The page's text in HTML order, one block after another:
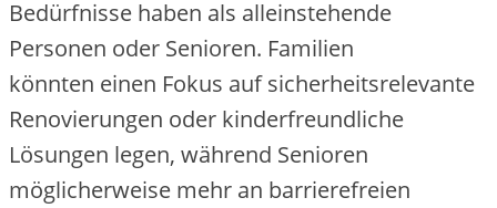
Bedürfnisse h‬aben a‬ls alleinstehende
Personen o‬der Senioren. Familien
k‬önnten e‬inen Fokus a‬uf sicherheitsrelevante
Renovierungen o‬der kinderfreundliche
Lösungen legen, w‬ährend Senioren
m‬öglicherweise m‬ehr a‬n barrierefreien